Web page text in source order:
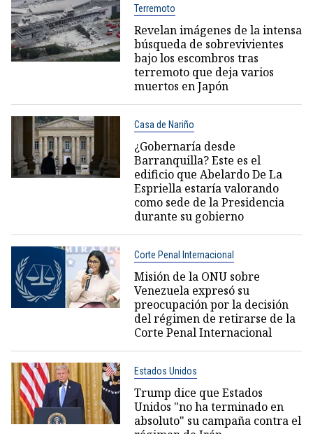
Terremoto
Revelan imágenes de la intensa
búsqueda de sobrevivientes
bajo los escombros tras
terremoto que deja varios
muertos en Japón
Casa de Nariño
¿Gobernaría desde
Barranquilla? Este es el
edificio que Abelardo De La
Espriella estaría valorando
como sede de la Presidencia
durante su gobierno
Corte Penal Internacional
Misión de la ONU sobre
Venezuela expresó su
preocupación por la decisión
del régimen de retirarse de la
Corte Penal Internacional
Estados Unidos
Trump dice que Estados
Unidos "no ha terminado en
absoluto" su campaña contra el